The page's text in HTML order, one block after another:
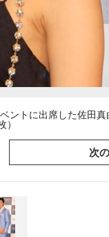
ントに出席した佐田
）
次